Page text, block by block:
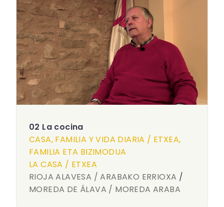
02 La cocina
CASA, FAMILIA Y VIDA DIARIA / ETXEA,
FAMILIA ETA BIZIMODUA
LA CASA / ETXEA
RIOJA ALAVESA / ARABAKO ERRIOXA /
MOREDA DE ÁLAVA / MOREDA ARABA